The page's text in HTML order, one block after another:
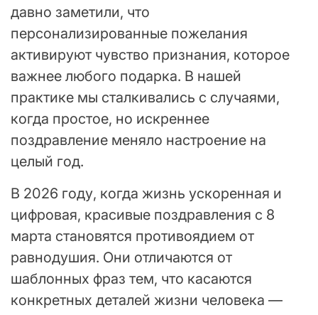
давно заметили, что
персонализированные пожелания
активируют чувство признания, которое
важнее любого подарка. В нашей
практике мы сталкивались с случаями,
когда простое, но искреннее
поздравление меняло настроение на
целый год.
В 2026 году, когда жизнь ускоренная и
цифровая, красивые поздравления с 8
марта становятся противоядием от
равнодушия. Они отличаются от
шаблонных фраз тем, что касаются
конкретных деталей жизни человека —